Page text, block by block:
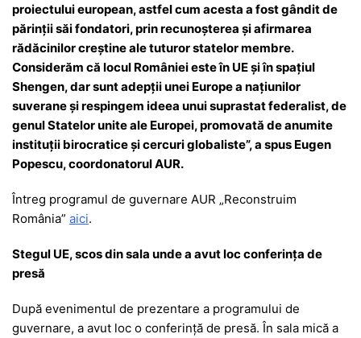
proiectului european, astfel cum acesta a fost gândit de
părinții săi fondatori, prin recunoșterea și afirmarea
rădăcinilor creștine ale tuturor statelor membre.
Considerăm că locul României este în UE și în spațiul
Shengen, dar sunt adepții unei Europe a națiunilor
suverane și respingem ideea unui suprastat federalist, de
genul Statelor unite ale Europei, promovată de anumite
instituții birocratice și cercuri globaliste”, a spus Eugen
Popescu, coordonatorul AUR.
Întreg programul de guvernare AUR „Reconstruim
România” aici.
Stegul UE, scos din sala unde a avut loc conferința de
presă
După evenimentul de prezentare a programului de
guvernare, a avut loc o conferință de presă. În sala mică a